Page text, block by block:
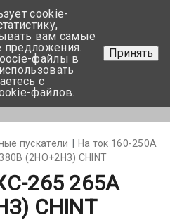
+375 17-350-99-56
+375 44-752-82-08
Задать вопрос
пускатели
На ток 160-250А
(2НО+2НЗ) CHINT
265 265A
CHINT
cookie-
вам самые
предложения.
файлы в
с
файлов.
Принять